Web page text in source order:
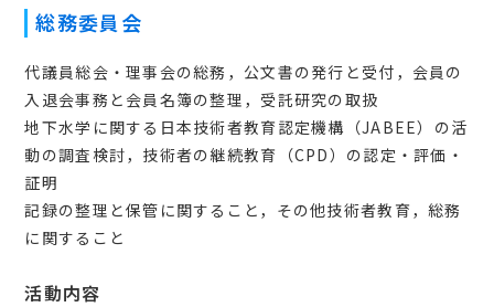
総務委員会
代議員総会・理事会の総務，公文書の発行と受付，会員の
入退会事務と会員名簿の整理，受託研究の取扱
地下水学に関する日本技術者教育認定機構（JABEE）の活
動の調査検討，技術者の継続教育（CPD）の認定・評価・
証明
記録の整理と保管に関すること，その他技術者教育，総務
に関すること
活動内容